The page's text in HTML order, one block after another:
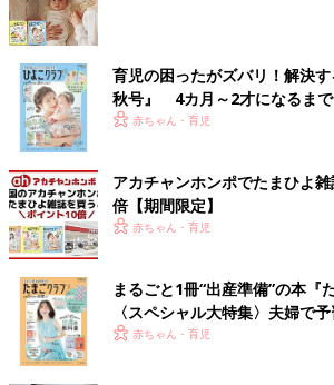
育児の困ったがズバリ！解決
秋号』 4カ月～2才になるまで
いっぱい！
赤ちゃん・育児
アカチャンホンポでたまひよ
倍【期間限定】
赤ちゃん・育児
まるごと1冊“出産準備”の本『
〈スペシャル大特集〉夫婦で
赤ちゃん・育児